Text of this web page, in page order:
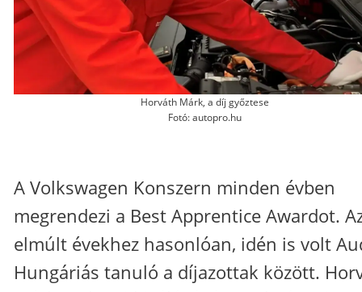
Horváth Márk, a díj győztese
Fotó: autopro.hu
A Volkswagen Konszern minden évben
megrendezi a Best Apprentice Awardot.
elmúlt évekhez hasonlóan, idén is volt
Hungáriás tanuló a díjazottak között.